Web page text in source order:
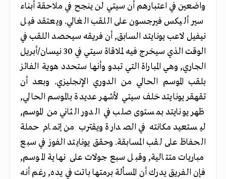
واضعين في اعتبارهم أن سيتي لن ينجح في ملاحقة أبناء
سير أليكس فيرجسون على اللقب الغالي. ويعتقد فيل
نيفيل لاعب يونايتد السابق, أن فريقه سيحصد اللقب في
الوقت الذي سيخرج فيه لملاقاة سيتي في 30 نيسان/أبريل
الجاري, وهي المباراة التي تبدو وأنها ستحدد هوية الفائز
بلقب الموسم الحالي من الدوري الإنجليزي. وبعد أن
تقهقر يونايتد خلف سيتي لأشهر عديدة بالموسم الحالي,
ظهر يونايتد بمستوى صلب في الدور الثاني من الموسم,
ليستعيد مكانته في الصدارة ويقترب من إتمام حملة
الحفاظ على لقب المسابقة. وحقق يونايتد الفوز في سبع
مباريات متتالية, وقبل سبع جولات على نهاية الموسم,
فإن الفريق يدرك أن المسألة برمتها باتت في يده, رغم أنه